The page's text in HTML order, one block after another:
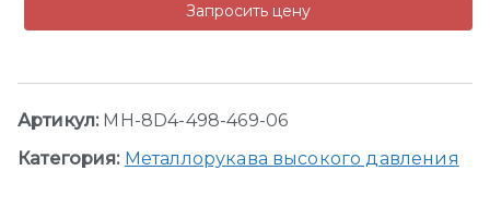
Запросить цену
Артикул: MH-8D4-498-469-06
Категория: Металлорукава высокого давления